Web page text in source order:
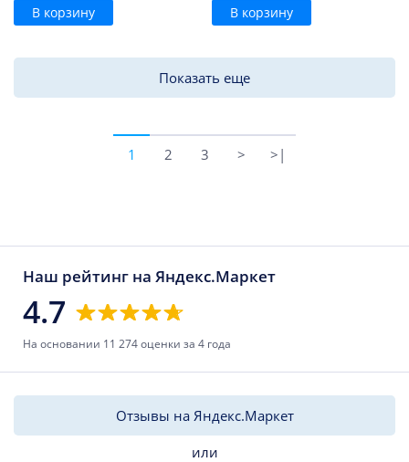
В корзину В корзину
Показать еще
1 2 3 > >|
Наш рейтинг на Яндекс.Маркет
4.7
На основании 11 274 оценки за 4 года
Отзывы на Яндекс.Маркет
или